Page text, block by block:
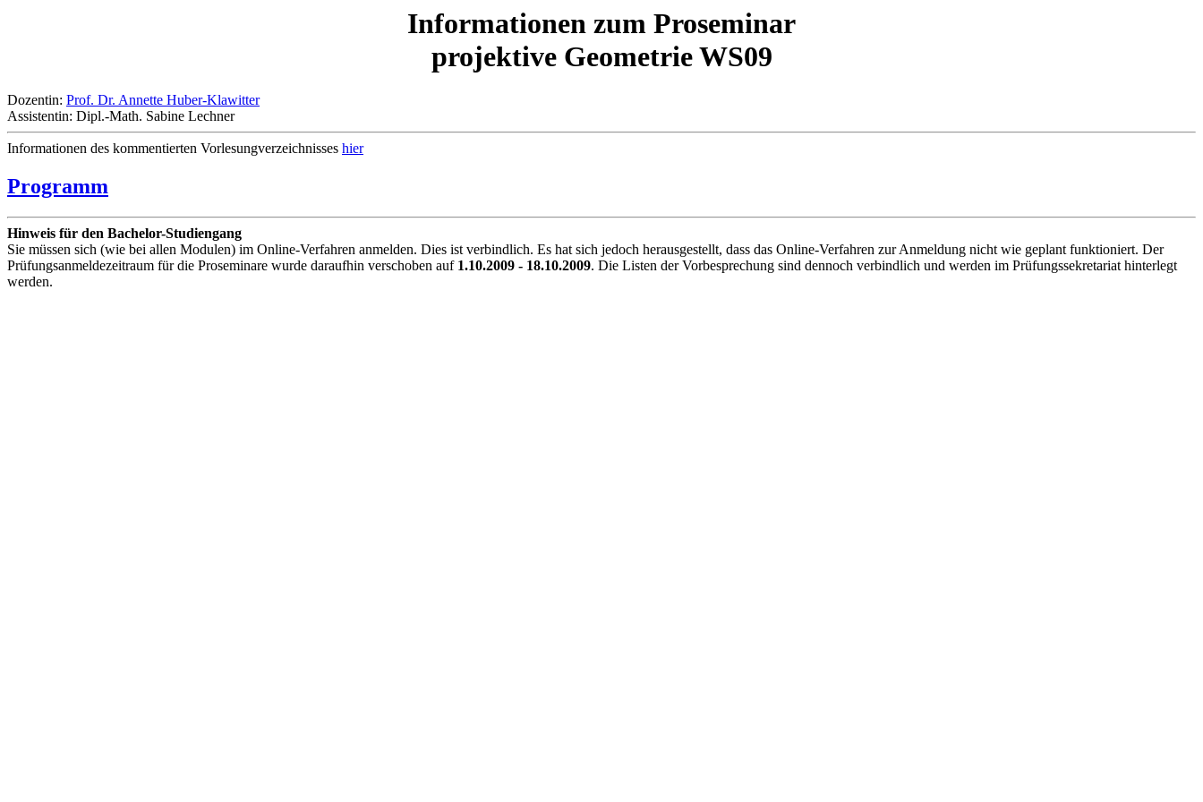
Informationen zum Proseminar
projektive Geometrie WS09
Dozentin: Prof. Dr. Annette Huber-Klawitter
Assistentin: Dipl.-Math. Sabine Lechner
Informationen des kommentierten Vorlesungverzeichnisses hier
Programm
Hinweis für den Bachelor-Studiengang
Sie müssen sich (wie bei allen Modulen) im Online-Verfahren anmelden. Dies ist verbindlich. Es hat sich jedoch herausgestellt, dass das Online-Verfahren zur Anmeldung nicht wie geplant funktioniert. Der
Prüfungsanmeldezeitraum für die Proseminare wurde daraufhin verschoben auf 1.10.2009 - 18.10.2009. Die Listen der Vorbesprechung sind dennoch verbindlich und werden im Prüfungssekretariat hinterlegt
werden.